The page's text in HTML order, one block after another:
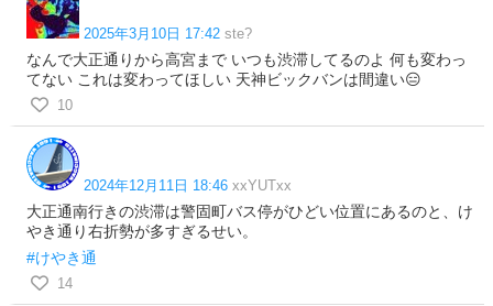
2025年3月10日 17:42 ste?
なんで大正通りから高宮まで いつも渋滞してるのよ 何も変わっ
てない これは変わってほしい 天神ビックバンは間違い😑
10
2024年12月11日 18:46 xxYUTxx
大正通南行きの渋滞は警固町バス停がひどい位置にあるのと、け
やき通り右折勢が多すぎるせい。
#けやき通
14